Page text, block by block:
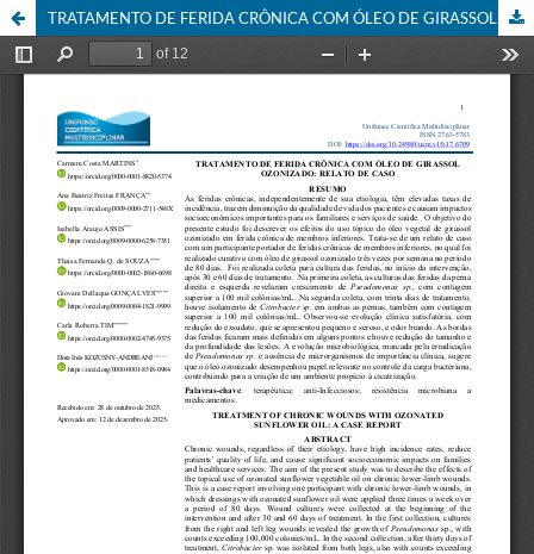
TRATAMENTO DE FERIDA CRÔNICA COM ÓLEO DE GIRASSOL OZONIZADO: RELATO DE CASO